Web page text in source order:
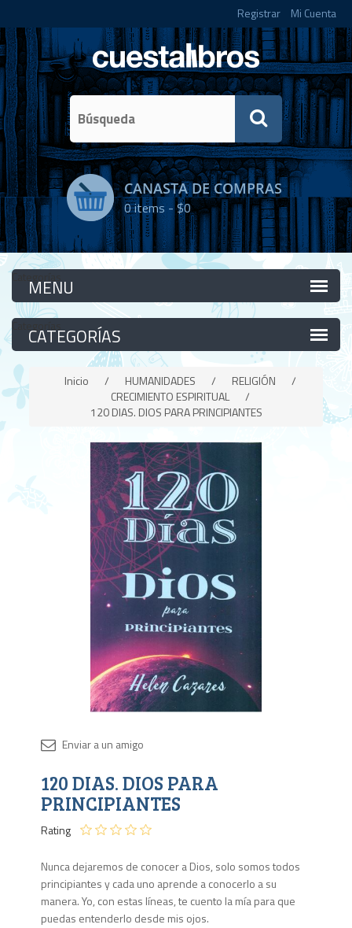
Registrar Mi Cuenta
CANASTA DE COMPRAS
0items -$0
Categorías
Categorías
Inicio / HUMANIDADES / RELIGIÓN
/
CRECIMIENTO ESPIRITUAL
/
120 DIAS. DIOS PARA PRINCIPIANTES
120 DIAS. DIOS PARA
PRINCIPIANTES
Rating
Nunca dejaremos de conocer a Dios, solo somos todos
principiantes y cada uno aprende a conocerlo a su
manera. Yo, con estas líneas, te cuento la mía para que
puedas entenderlo desde mis ojos.